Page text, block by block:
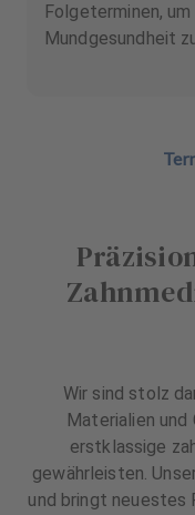
Folgeterminen,
Mundgesundheit
Wir sind stolz
Materialien und
erstklassige
gewährleisten.
und bringt neuestes